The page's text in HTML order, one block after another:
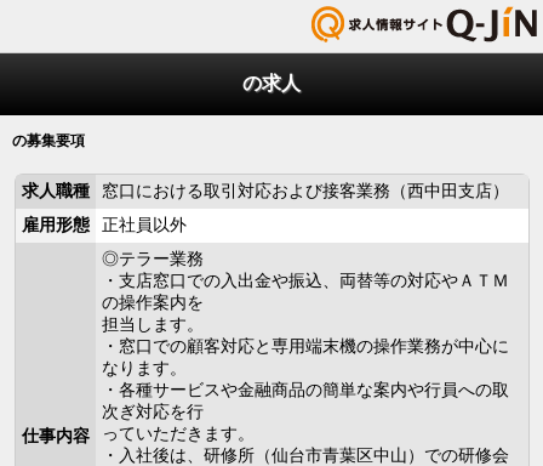
の求人
の募集要項
求人職種
窓口における取引対応および接客業務（西中田支店）
雇用形態
正社員以外
仕事内容
◎テラー業務
・支店窓口での入出金や振込、両替等の対応やＡＴＭ
の操作案内を
担当します。
・窓口での顧客対応と専用端末機の操作業務が中心に
なります。
・各種サービスや金融商品の簡単な案内や行員への取
次ぎ対応を行
っていただきます。
・入社後は、研修所（仙台市青葉区中山）での研修会